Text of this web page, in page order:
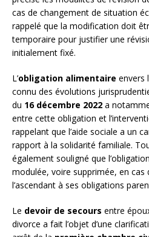
cas de changement de situation
rappelé que la modification doit
temporaire pour justifier une
initialement fixé.
L’obligation alimentaire envers
connu des évolutions
du 16 décembre 2022 a
entre cette obligation et
rappelant que l’aide sociale a un
rapport à la solidarité familiale.
également souligné que
modulée, voire supprimée, en cas
l’ascendant à ses obligations
Le devoir de secours entre
divorce a fait l’objet d’une